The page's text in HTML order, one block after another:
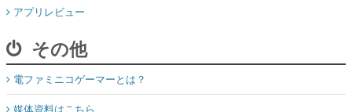
アプリレビュー
その他
電ファミニコゲーマーとは？
媒体資料はこちら